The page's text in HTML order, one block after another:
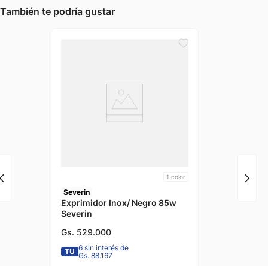
También te podría gustar
1 color
Severin
Exprimidor Inox/ Negro 85w
Severin
Gs. 529.000
TU 6 sin interés de
Gs. 88.167